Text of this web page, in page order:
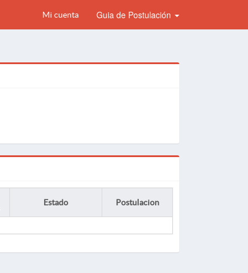
Mi cuenta Guia de Postulación
Estado Postulacion